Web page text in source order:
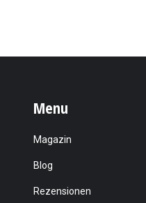
Menu
Magazin
Blog
Rezensionen